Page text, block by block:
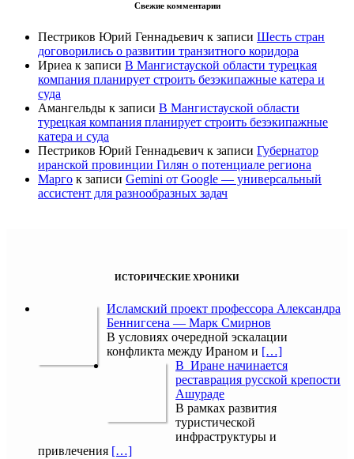
Свежие комментарии
Пестриков Юрий Геннадьевич к записи Шесть стран
договорились о развитии транзитного коридора
Ириеа к записи В Мангистауской области турецкая
компания планирует строить безэкипажные катера и
суда
Амангельды к записи В Мангистауской области
турецкая компания планирует строить безэкипажные
катера и суда
Пестриков Юрий Геннадьевич к записи Губернатор
иранской провинции Гилян о потенциале региона
Марго к записи Gemini от Google — универсальный
ассистент для разнообразных задач
ИСТОРИЧЕСКИЕ ХРОНИКИ
Исламский проект профессора Александра
Беннигсена — Марк Смирнов
В условиях очередной эскалации
конфликта между Ираном и […]
В Иране начинается
реставрация русской крепости
Ашураде
В рамках развития
туристической
инфраструктуры и
привлечения […]